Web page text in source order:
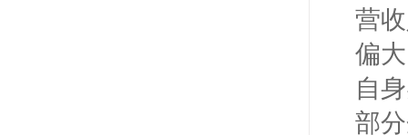
营
偏
自
部